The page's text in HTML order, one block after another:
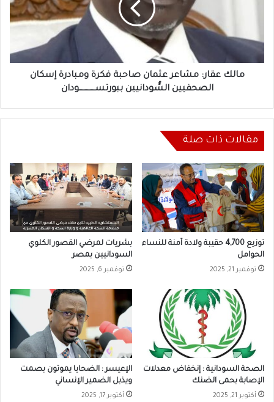
ومبادرة
الصحفيين
السُّودانيينمالك عقار: مشاعر عثمان صاحبة فكرة ومبادرة إسكان
الصحفيين السُّودانيين ببورتســـــــــــــودان
مقالات ذات صلة
توزيع 4,700 حقيبة ولادة آمنة للنساء
الحوامل
نوفمبر 21, 2025
بشريات لمرضي القصور الكلوي
السودانيين بمصر
نوفمبر 6, 2025
الصحة السودانية : إنخفاض معدلات
الإصابة بحمى الضنك
أكتوبر 21, 2025
الإعيسر : الضحايا يموتون بصمت
ويذبل الضمير الإنساني
أكتوبر 17, 2025